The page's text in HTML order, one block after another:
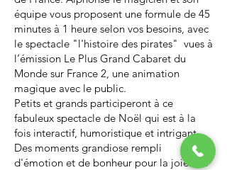
équipe vous proposent une formule de 45
minutes à 1 heure selon vos besoins, avec
le spectacle "l'histoire des pirates" vues à
l’émission Le Plus Grand Cabaret du
Monde sur France 2, une animation
magique avec le public.
Petits et grands participeront à ce
fabuleux spectacle de Noël qui est à la
fois interactif, humoristique et intrigant.
Des moments grandiose rempli
d'émotion et de bonheur pour la joie des